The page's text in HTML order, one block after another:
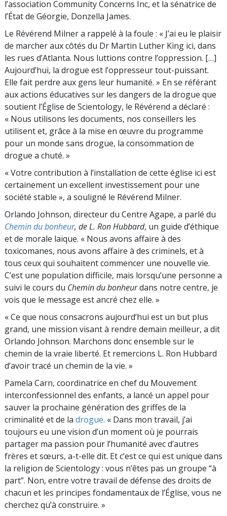
l’association Community Concerns Inc, et la sénatrice de
l’État de Géorgie, Donzella James.
Le Révérend Milner a rappelé à la foule : « J’ai eu le plaisir
de marcher aux côtés du Dr Martin Luther King ici, dans
les rues d’Atlanta. Nous luttions contre l’oppression. […]
Aujourd’hui, la drogue est l’oppresseur tout-puissant.
Elle fait perdre aux gens leur humanité. » En se référant
aux actions éducatives sur les dangers de la drogue que
soutient l’Église de Scientology, le Révérend a déclaré :
« Nous utilisons les documents, nos conseillers les
utilisent et, grâce à la mise en œuvre du programme
pour un monde sans drogue, la consommation de
drogue a chuté. »
« Votre contribution à l’installation de cette église ici est
certainement un excellent investissement pour une
société stable », a souligné le Révérend Milner.
Orlando Johnson, directeur du Centre Agape, a parlé du
Chemin du bonheur, de L. Ron Hubbard, un guide d’éthique
et de morale laïque. « Nous avons affaire à des
toxicomanes, nous avons affaire à des criminels, et à
tous ceux qui souhaitent commencer une nouvelle vie.
C’est une population difficile, mais lorsqu’une personne a
suivi le cours du Chemin du bonheurdans notre centre, je
vois que le message est ancré chez elle. »
« Ce que nous consacrons aujourd’hui est un but plus
grand, une mission visant à rendre demain meilleur, a dit
Orlando Johnson. Marchons donc ensemble sur le
chemin de la vraie liberté. Et remercions L. Ron Hubbard
d’avoir tracé un chemin de la vie. »
Pamela Carn, coordinatrice en chef du Mouvement
interconfessionnel des enfants, a lancé un appel pour
sauver la prochaine génération des griffes de la
criminalité et de la drogue. « Dans mon travail, j’ai
toujours eu une vision d’un moment où je pourrais
partager ma passion pour l’humanité avec d’autres
frères et sœurs, a-t-elle dit. Et c’est ce qui est unique dans
la religion de Scientology : vous n’êtes pas un groupe “à
part”. Non, entre votre travail de défense des droits de
chacun et les principes fondamentaux de l’Église, vous ne
cherchez qu’à construire. »